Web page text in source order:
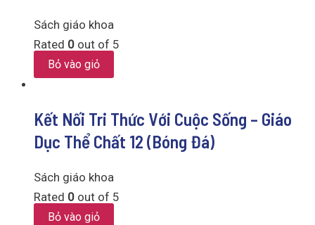
Sách giáo khoa
Rated 0 out of 5
Bỏ vào giỏ
Kết Nối Tri Thức Với Cuộc Sống – Giáo
Dục Thể Chất 12 (Bóng Đá)
Sách giáo khoa
Rated 0 out of 5
Bỏ vào giỏ